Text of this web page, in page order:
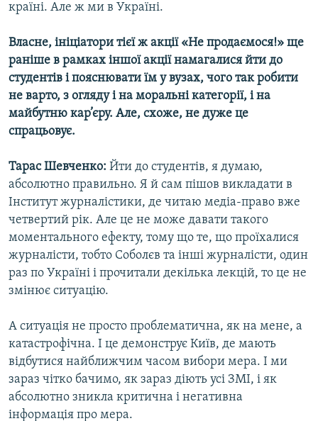
країні. Але ж ми в Україні.
Власне, ініціатори тієї ж акції «Не продаємося!» ще
раніше в рамках іншої акції намагалися йти до
студентів і пояснювати їм у вузах, чого так робити
не варто, з огляду і на моральні категорії, і на
майбутню кар’єру. Але, схоже, не дуже це
спрацьовує.
Тарас Шевченко: Йти до студентів, я думаю,
абсолютно правильно. Я й сам пішов викладати в
Інститут журналістики, де читаю медіа-право вже
четвертий рік. Але це не може давати такого
моментального ефекту, тому що те, що проїхалися
журналісти, тобто Соболєв та інші журналісти, один
раз по Україні і прочитали декілька лекцій, то це не
змінює ситуацію.
А ситуація не просто проблематична, як на мене, а
катастрофічна. І це демонструє Київ, де мають
відбутися найближчим часом вибори мера. І ми
зараз чітко бачимо, як зараз діють усі ЗМІ, і як
абсолютно зникла критична і негативна
інформація про мера.